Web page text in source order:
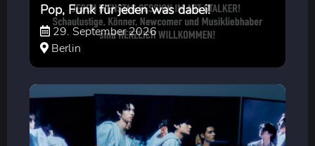
Pop, Funk für jeden was dabei!
29. September 2026
Berlin